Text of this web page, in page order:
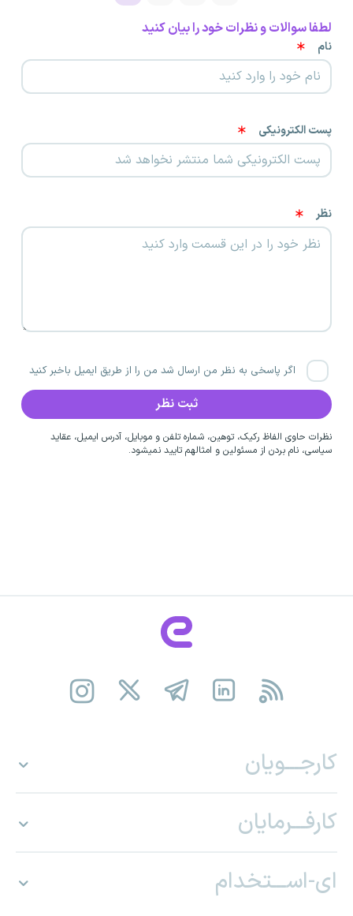
لطفا سوالات و نظرات خود را بیان کنید
نام
پست الکترونیکی
نظر
اگر پاسخی به نظر من ارسال شد من را از طریق ایمیل باخبر کنید
نظرات حاوی الفاظ رکیک، توهین، شماره تلفن و موبایل، آدرس ایمیل، عقاید
سیاسی، نام بردن از مسئولین و امثالهم تایید نمیشود.
کارجـــویان
کارفـــرمایان
ای-اســـتخدام